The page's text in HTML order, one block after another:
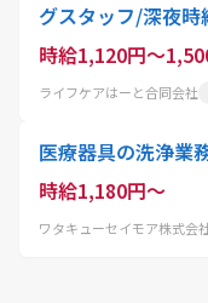
グスタッフ/深夜
無資格OK
時給1,120円～
ライフケアはーと合同会社
医療器具の洗浄業
時給1,180円～
ワタキューセイモア株式会